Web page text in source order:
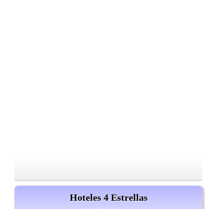
Hoteles 4 Estrellas